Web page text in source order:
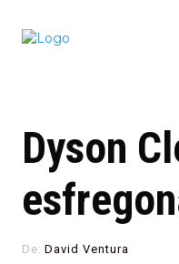
Dyson
De: David Ventura